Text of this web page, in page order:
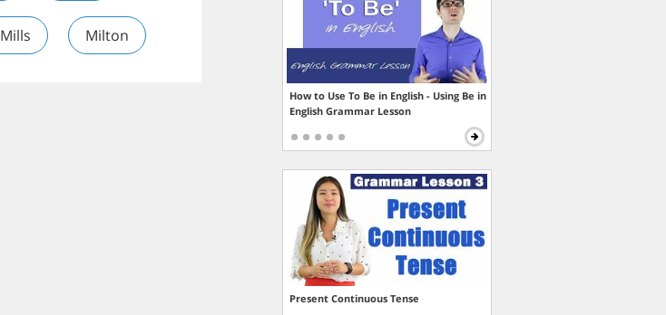
Mills Milton
How to Use To Be in English - Using Be in
English Grammar Lesson
Present Continuous Tense